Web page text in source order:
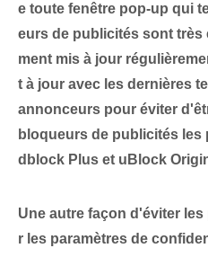
e toute fenêtre pop-up qui
eurs de publicités sont très
ment mis à jour
t à jour avec les dernières
annonceurs pour éviter
bloqueurs de publicités
dblock Plus et uBlock
Une autre façon d'éviter
r les paramètres de